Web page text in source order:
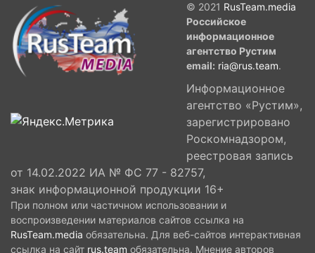
© 2021 RusTeam.media
Российское
информационное
агентство Рустим
email: ria@rus.team.
Информационное
агентство «Рустим»,
зарегистрировано
Роскомнадзором,
реестровая запись
от 14.02.2022 ИА № ФС 77 - 82757,
знак информационной продукции 16+
При полном или частичном использовании и
воспроизведении материалов сайтов ссылка на
RusTeam.media обязательна. Для веб-сайтов интерактивная
ссылка на сайт rus.team обязательна. Мнение авторов